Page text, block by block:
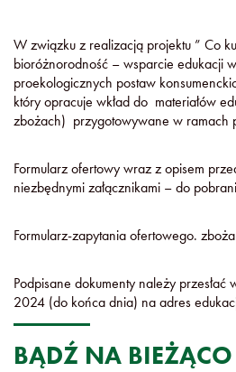
W związku z realizacją projektu ” Co
bioróżnorodność – wsparcie edukacji
proekologicznych postaw
który opracuje wkład do materiałów
zbożach) przygotowywane w ramach
Formularz ofertowy wraz z opisem
niezbędnymi załącznikami – do
Formularz-zapytania ofertowego.
Podpisane dokumenty należy
2024 (do końca dnia) na adres
BĄDŹ NA BIEŻĄCO